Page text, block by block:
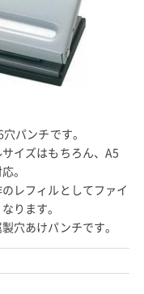
パンチです。
イズはもちろん、A5
。
レフィルとしてファイ
ります。
穴あけパンチです。